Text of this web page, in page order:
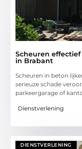
Scheuren
in Brabant
Scheuren in beton
serieuze schade
parkeergarage of
Dienstverlening
DIENSTVERLENING